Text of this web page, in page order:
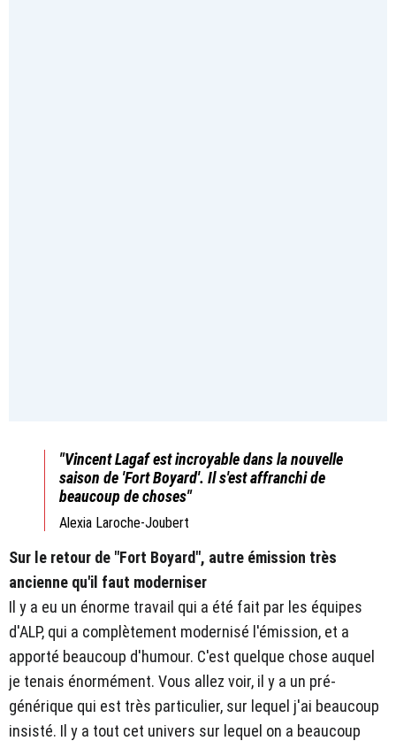
"Vincent Lagaf est incroyable dans la nouvelle
saison de 'Fort Boyard'. Il s'est affranchi de
beaucoup de choses"
Alexia Laroche-Joubert
Sur le retour de "Fort Boyard", autre émission très
ancienne qu'il faut moderniser
Il y a eu un énorme travail qui a été fait par les équipes
d'ALP, qui a complètement modernisé l'émission, et a
apporté beaucoup d'humour. C'est quelque chose auquel
je tenais énormément. Vous allez voir, il y a un pré-
générique qui est très particulier, sur lequel j'ai beaucoup
insisté. Il y a tout cet univers sur lequel on a beaucoup